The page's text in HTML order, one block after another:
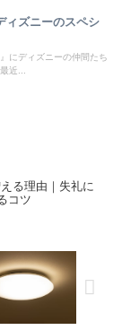
ィズニーのスペシ
にディズニーの仲間たち
近...
る理由｜失礼に
コツ